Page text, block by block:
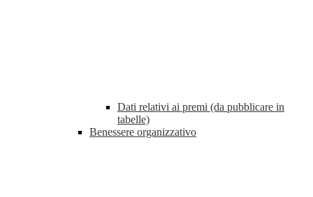
Dati relativi ai premi (da pubblicare in
tabelle)
Benessere organizzativo